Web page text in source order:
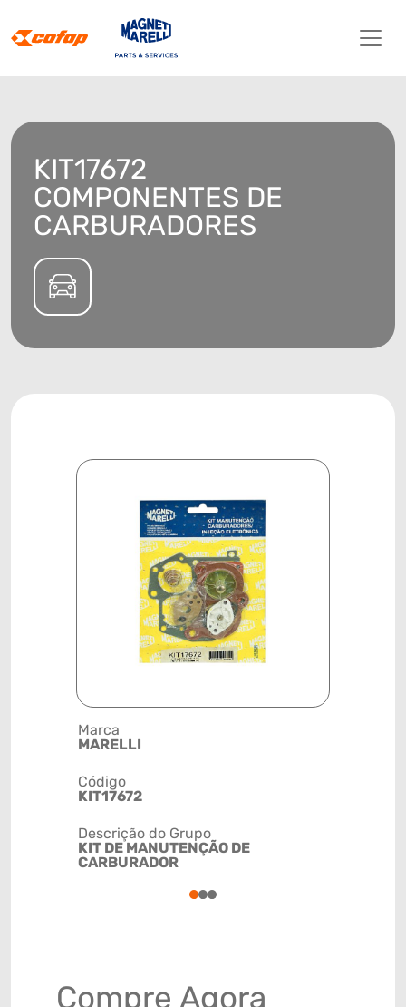
KIT17672
COMPONENTES DE
CARBURADORES
Marca
MARELLI
Código
KIT17672
Descrição do Grupo
KIT DE MANUTENÇÃO DE
CARBURADOR
123
Compre Agora